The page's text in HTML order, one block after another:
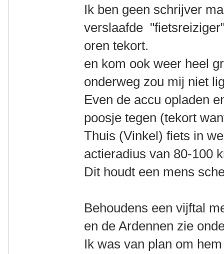
Ik ben geen schrijver
verslaafde
oren tekort.
en kom ook weer heel
onderweg zou mij niet
Even de accu opladen
poosje tegen (tekort
Thuis (Vinkel) fiets in
actieradius van 80-100
Dit houdt een mens
Behoudens een vijftal
en de Ardennen zie
Ik was van plan om